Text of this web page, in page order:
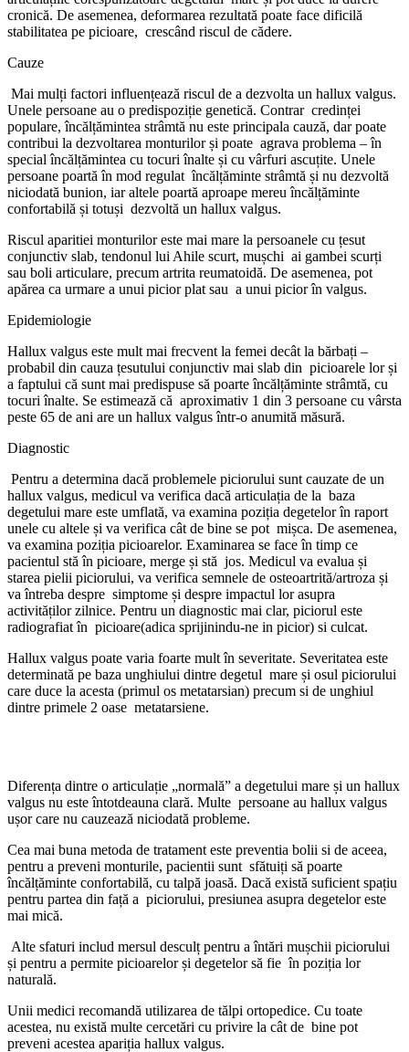
cronică. De asemenea, deformarea rezultată poate face dificilă
stabilitatea pe picioare, crescând riscul de cădere.
Cauze
Mai mulți factori influențează riscul de a dezvolta un hallux valgus.
Unele persoane au o predispoziție genetică. Contrar credinței
populare, încălțămintea strâmtă nu este principala cauză, dar poate
contribui la dezvoltarea monturilor și poate agrava problema – în
special încălțămintea cu tocuri înalte și cu vârfuri ascuțite. Unele
persoane poartă în mod regulat încălțăminte strâmtă și nu dezvoltă
niciodată bunion, iar altele poartă aproape mereu încălțăminte
confortabilă și totuși dezvoltă un hallux valgus.
Riscul aparitiei monturilor este mai mare la persoanele cu țesut
conjunctiv slab, tendonul lui Ahile scurt, mușchi ai gambei scurți
sau boli articulare, precum artrita reumatoidă. De asemenea, pot
apărea ca urmare a unui picior plat sau a unui picior în valgus.
Epidemiologie
Hallux valgus este mult mai frecvent la femei decât la bărbați –
probabil din cauza țesutului conjunctiv mai slab din picioarele lor și
a faptului că sunt mai predispuse să poarte încălțăminte strâmtă, cu
tocuri înalte. Se estimează că aproximativ 1 din 3 persoane cu vârsta
peste 65 de ani are un hallux valgus într-o anumită măsură.
Diagnostic
Pentru a determina dacă problemele piciorului sunt cauzate de un
hallux valgus, medicul va verifica dacă articulația de la baza
degetului mare este umflată, va examina poziția degetelor în raport
unele cu altele și va verifica cât de bine se pot mișca. De asemenea,
va examina poziția picioarelor. Examinarea se face în timp ce
pacientul stă în picioare, merge și stă jos. Medicul va evalua și
starea pielii piciorului, va verifica semnele de osteoartrită/artroza și
va întreba despre simptome și despre impactul lor asupra
activităților zilnice. Pentru un diagnostic mai clar, piciorul este
radiografiat în picioare(adica sprijinindu-ne in picior) si culcat.
Hallux valgus poate varia foarte mult în severitate. Severitatea este
determinată pe baza unghiului dintre degetul mare și osul piciorului
care duce la acesta (primul os metatarsian) precum si de unghiul
dintre primele 2 oase metatarsiene.
Diferența dintre o articulație „normală” a degetului mare și un hallux
valgus nu este întotdeauna clară. Multe persoane au hallux valgus
ușor care nu cauzează niciodată probleme.
Cea mai buna metoda de tratament este preventia bolii si de aceea,
pentru a preveni monturile, pacientii sunt sfătuiți să poarte
încălțăminte confortabilă, cu talpă joasă. Dacă există suficient spațiu
pentru partea din față a piciorului, presiunea asupra degetelor este
mai mică.
Alte sfaturi includ mersul desculț pentru a întări mușchii piciorului
și pentru a permite picioarelor și degetelor să fie în poziția lor
naturală.
Unii medici recomandă utilizarea de tălpi ortopedice. Cu toate
acestea, nu există multe cercetări cu privire la cât de bine pot
preveni acestea apariția hallux valgus.